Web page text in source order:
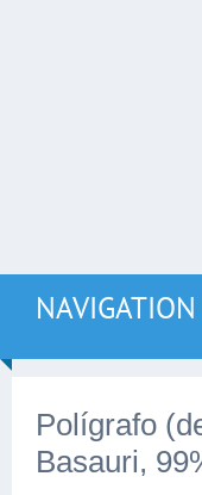
NAVIGATION
Polígrafo
Basauri,